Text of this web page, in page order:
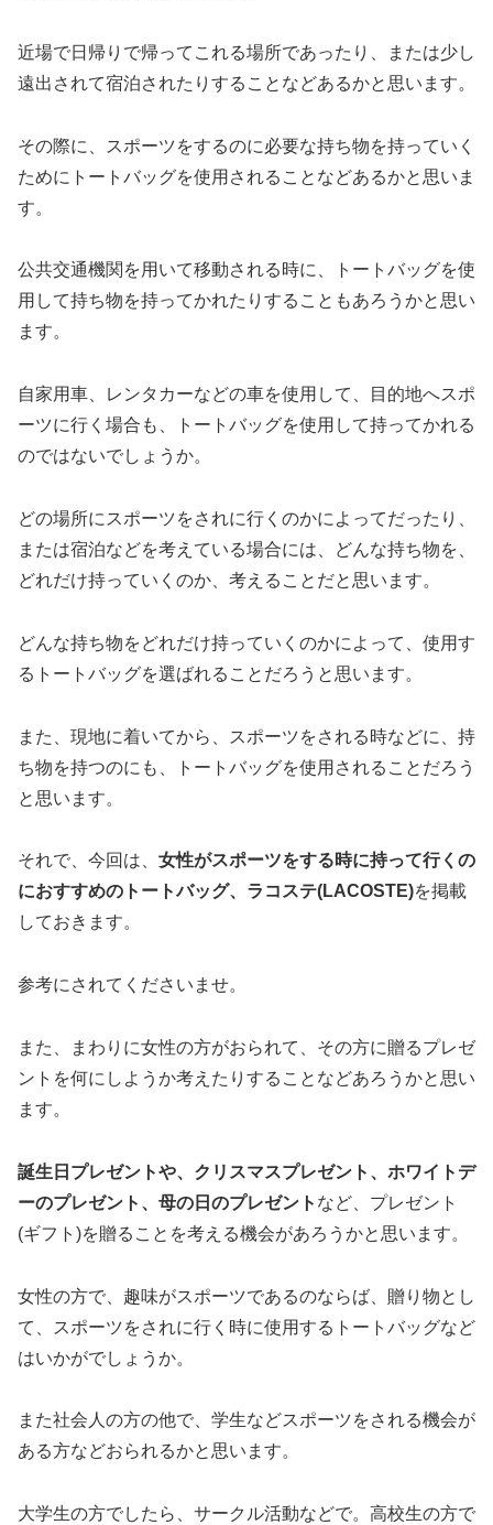
近場で日帰りで帰ってこれる場所であったり、または少し
遠出されて宿泊されたりすることなどあるかと思います。
その際に、スポーツをするのに必要な持ち物を持っていく
ためにトートバッグを使用されることなどあるかと思いま
す。
公共交通機関を用いて移動される時に、トートバッグを使
用して持ち物を持ってかれたりすることもあろうかと思い
ます。
自家用車、レンタカーなどの車を使用して、目的地へスポ
ーツに行く場合も、トートバッグを使用して持ってかれる
のではないでしょうか。
どの場所にスポーツをされに行くのかによってだったり、
または宿泊などを考えている場合には、どんな持ち物を、
どれだけ持っていくのか、考えることだと思います。
どんな持ち物をどれだけ持っていくのかによって、使用す
るトートバッグを選ばれることだろうと思います。
また、現地に着いてから、スポーツをされる時などに、持
ち物を持つのにも、トートバッグを使用されることだろう
と思います。
それで、今回は、 女性がスポーツをする時に持って行くの
におすすめのトートバッグ、ラコステ(LACOSTE)を掲載
しておきます。
参考にされてくださいませ。
また、まわりに女性の方がおられて、その方に贈るプレゼ
ントを何にしようか考えたりすることなどあろうかと思い
ます。
誕生日プレゼントや、クリスマスプレゼント、ホワイトデ
ーのプレゼント、母の日のプレゼント など、プレゼント
(ギフト)を贈ることを考える機会があろうかと思います。
女性の方で、趣味がスポーツであるのならば、贈り物とし
て、スポーツをされに行く時に使用するトートバッグなど
はいかがでしょうか。
また社会人の方の他で、学生などスポーツをされる機会が
ある方などおられるかと思います。
大学生の方でしたら、サークル活動などで。高校生の方で